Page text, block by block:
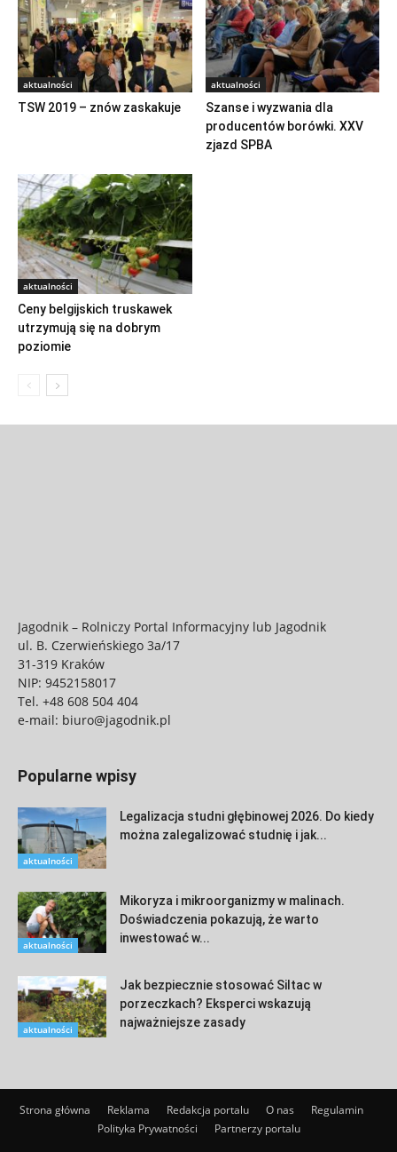
aktualności
TSW 2019 – znów zaskakuje
aktualności
Szanse i wyzwania dla
producentów borówki. XXV
zjazd SPBA
aktualności
Ceny belgijskich truskawek
utrzymują się na dobrym
poziomie
Jagodnik – Rolniczy Portal Informacyjny lub Jagodnik
ul. B. Czerwieńskiego 3a/17
31-319 Kraków
NIP: 9452158017
Tel. +48 608 504 404
e-mail: biuro@jagodnik.pl
Popularne wpisy
aktualności
Legalizacja studni głębinowej 2026. Do kiedy
można zalegalizować studnię i jak...
aktualności
Mikoryza i mikroorganizmy w malinach.
Doświadczenia pokazują, że warto
inwestować w...
aktualności
Jak bezpiecznie stosować Siltac w
porzeczkach? Eksperci wskazują
najważniejsze zasady
Strona główna Reklama Redakcja portalu O nas
Regulamin
Polityka Prywatności
Partnerzy portalu